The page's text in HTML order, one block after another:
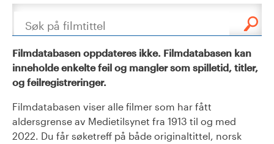
Søk
Filmdatabasen oppdateres ikke. Filmdatabasen kan
inneholde enkelte feil og mangler som spilletid, titler,
og feilregistreringer.
Filmdatabasen viser alle filmer som har fått
aldersgrense av Medietilsynet fra 1913 til og med
2022. Du får søketreff på både originaltittel, norsk